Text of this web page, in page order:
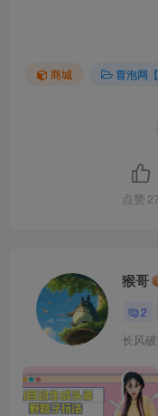
商城 冒泡网
点赞 27
猴哥
2
长风